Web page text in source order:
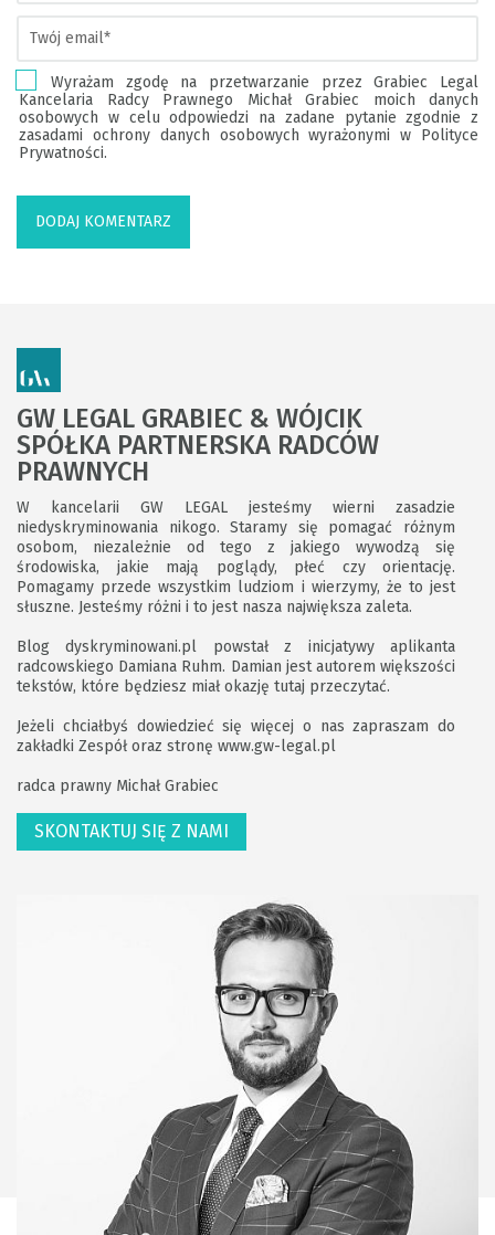
Wyrażam zgodę na przetwarzanie przez Grabiec Legal
Kancelaria Radcy Prawnego Michał Grabiec moich danych
osobowych w celu odpowiedzi na zadane pytanie zgodnie z
zasadami ochrony danych osobowych wyrażonymi w Polityce
Prywatności.
GW LEGAL GRABIEC & WÓJCIK
SPÓŁKA PARTNERSKA RADCÓW
PRAWNYCH
W kancelarii GW LEGAL jesteśmy wierni zasadzie
niedyskryminowania nikogo. Staramy się pomagać różnym
osobom, niezależnie od tego z jakiego wywodzą się
środowiska, jakie mają poglądy, płeć czy orientację.
Pomagamy przede wszystkim ludziom i wierzymy, że to jest
słuszne. Jesteśmy różni i to jest nasza największa zaleta.
Blog dyskryminowani.pl powstał z inicjatywy aplikanta
radcowskiego Damiana Ruhm. Damian jest autorem większości
tekstów, które będziesz miał okazję tutaj przeczytać.
Jeżeli chciałbyś dowiedzieć się więcej o nas zapraszam do
zakładki Zespółoraz stronę www.gw-legal.pl
radca prawny Michał Grabiec
SKONTAKTUJ SIĘ Z NAMI